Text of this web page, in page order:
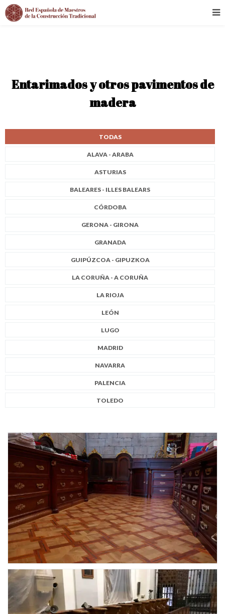
Entarimados y otros pavimentos de
madera
TODAS
ALAVA - ARABA
ASTURIAS
BALEARES - ILLES BALEARS
CÓRDOBA
GERONA - GIRONA
GRANADA
GUIPÚZCOA - GIPUZKOA
LA CORUÑA - A CORUÑA
LA RIOJA
LEÓN
LUGO
MADRID
NAVARRA
PALENCIA
TOLEDO